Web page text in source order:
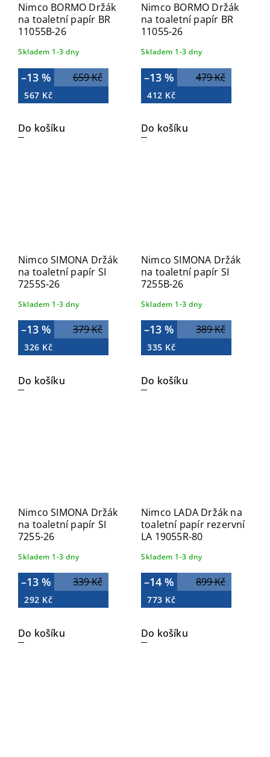
Nimco BORMO Držák
na toaletní papír BR
11055B-26
Skladem 1-3 dny
659 Kč
–13 %
567 Kč
Do košíku
Nimco BORMO Držák
na toaletní papír BR
11055-26
Skladem 1-3 dny
479 Kč
–13 %
412 Kč
Do košíku
Nimco SIMONA Držák
na toaletní papír SI
7255S-26
Skladem 1-3 dny
379 Kč
–13 %
326 Kč
Do košíku
Nimco SIMONA Držák
na toaletní papír SI
7255B-26
Skladem 1-3 dny
389 Kč
–13 %
335 Kč
Do košíku
Nimco SIMONA Držák
na toaletní papír SI
7255-26
Skladem 1-3 dny
339 Kč
–13 %
292 Kč
Do košíku
Nimco LADA Držák na
toaletní papír rezervní
LA 19055R-80
Skladem 1-3 dny
899 Kč
–14 %
773 Kč
Do košíku